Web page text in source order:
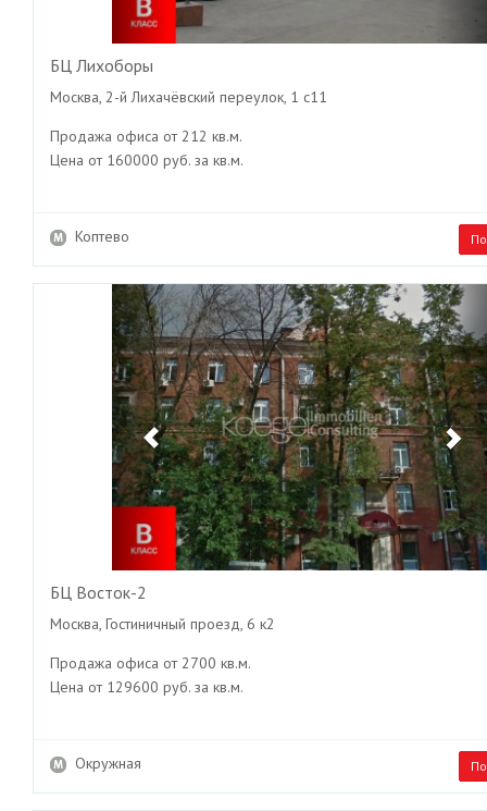
БЦ Лихоборы
Москва, 2-й Лихачёвский переулок, 1 с11
Продажа офиса от 212 кв.м.
Цена от 160000 руб. за кв.м.
Коптево
Previous
БЦ Восток-2
Москва, Гостиничный проезд, 6 к2
Продажа офиса от 2700 кв.м.
Цена от 129600 руб. за кв.м.
Окружная